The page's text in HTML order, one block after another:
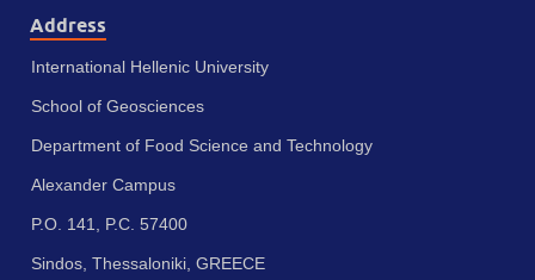
Address
International Hellenic University
School of Geosciences
Department of Food Science and Technology
Alexander Campus
P.O. 141, P.C. 57400
Sindos, Thessaloniki, GREECE